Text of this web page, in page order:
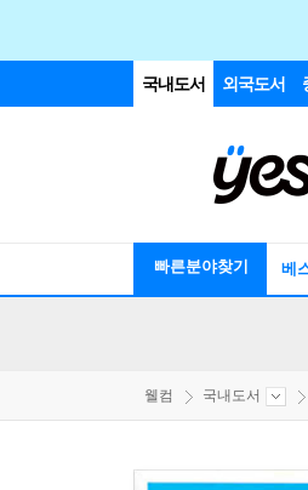
국내도서 외국도서
빠른분야찾기 베
웰컴 국내도서